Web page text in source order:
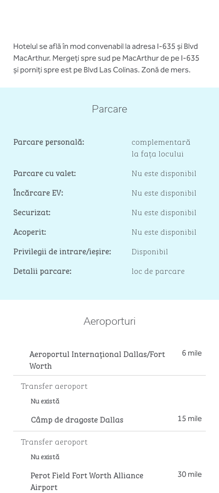
Hotelul se află în mod convenabil la adresa I-635 și Blvd
MacArthur. Mergeți spre sud pe MacArthur de pe I-635
și porniți spre est pe Blvd Las Colinas. Zonă de mers.
Parcare
Parcare personală:
complementară
la fața locului
Parcare cu valet:
Nu este disponibil
Încărcare EV:
Nu este disponibil
Securizat:
Nu este disponibil
Acoperit:
Nu este disponibil
Privilegii de intrare/ieșire:
Disponibil
Detalii parcare:
loc de parcare
Aeroporturi
Aeroportul Internațional Dallas/Fort
Worth
6 mile
Transfer aeroport
Nu există
Câmp de dragoste Dallas 15 mile
Transfer aeroport
Nu există
Perot Field Fort Worth Alliance
Airport
30 mile